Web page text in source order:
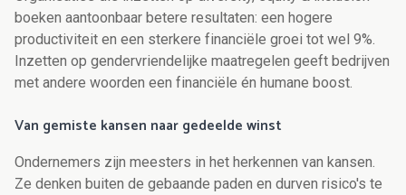
boeken aantoonbaar betere resultaten: een hogere
productiviteit en een sterkere financiële groei tot wel 9%.
Inzetten op gendervriendelijke maatregelen geeft bedrijven
met andere woorden een financiële én humane boost.
Van gemiste kansen naar gedeelde winst
Ondernemers zijn meesters in het herkennen van kansen.
Ze denken buiten de gebaande paden en durven risico's te